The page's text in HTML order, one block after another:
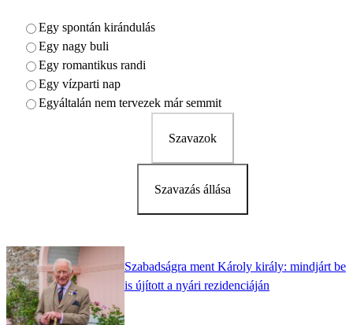
Egy spontán kirándulás
Egy nagy buli
Egy romantikus randi
Egy vízparti nap
Egyáltalán nem tervezek már semmit
Szavazok
Szavazás állása
Szabadságra ment Károly király: mindjárt be
is újított a nyári rezidenciáján